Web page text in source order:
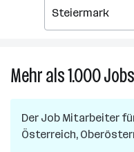
Mehr als 1.000Jobs
Der Job Mitarbeiter
Österreich,